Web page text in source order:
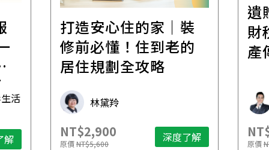
活
解
打造安心住的家｜裝
修前必懂！住到老的
居住規劃全攻略
林黛羚
NT$2,900
原價NT$5,600 深度了解
遺
財
產
原價